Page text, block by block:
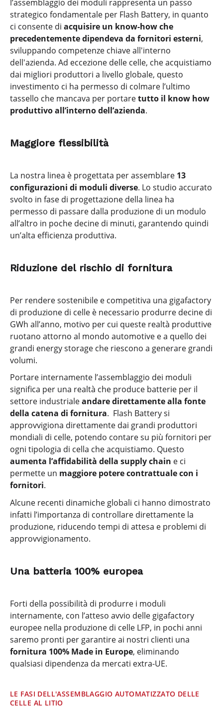
l’assemblaggio dei moduli rappresenta un passo
strategico fondamentale per Flash Battery, in quanto
ci consente di acquisire un know-how che
precedentemente dipendeva da fornitori esterni,
sviluppando competenze chiave all'interno
dell'azienda. Ad eccezione delle celle, che acquistiamo
dai migliori produttori a livello globale, questo
investimento ci ha permesso di colmare l’ultimo
tassello che mancava per portaretutto il know how
produttivo all’interno dell’azienda.
Maggiore flessibilità
La nostra linea è progettata per assemblare 13
configurazioni di moduli diverse. Lo studio accurato
svolto in fase di progettazione della linea ha
permesso di passare dalla produzione di un modulo
all’altro in poche decine di minuti, garantendo quindi
un’alta efficienza produttiva.
Riduzione del rischio di fornitura
Per rendere sostenibile e competitiva una gigafactory
di produzione di celle è necessario produrre decine di
GWh all’anno, motivo per cui queste realtà produttive
ruotano attorno al mondo automotive e a quello dei
grandi energy storage che riescono a generare grandi
volumi.
Portare internamente l’assemblaggio dei moduli
significa per una realtà che produce batterie per il
settore industrialeandare direttamente alla fonte
della catena di fornitura. Flash Battery si
approvvigiona direttamente dai grandi produttori
mondiali di celle, potendo contare su più fornitori per
ogni tipologia di cella che acquistiamo. Questo
aumenta l’affidabilità della supply chain e ci
permette un maggiore potere contrattuale con i
fornitori.
Alcune recenti dinamiche globali ci hanno dimostrato
infatti l’importanza di controllare direttamente la
produzione, riducendo tempi di attesa e problemi di
approvvigionamento.
Una batteria 100% europea
Forti della possibilità di produrre i moduli
internamente, con l’atteso avvio delle gigafactory
europee nella produzione di celle LFP, in pochi anni
saremo pronti per garantire ai nostri clienti una
fornitura 100% Made in Europe, eliminando
qualsiasi dipendenza da mercati extra-UE.
LE FASI DELL'ASSEMBLAGGIO AUTOMATIZZATO DELLE
CELLE AL LITIO